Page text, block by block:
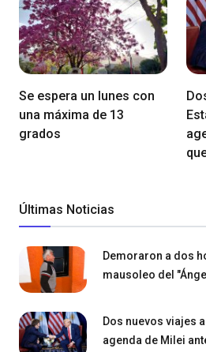
Se espera un lunes con
una máxima de 13
grados
Últimas Noticias
Demoraron a dos
mausoleo del
Dos nuevos viajes
agenda de Milei